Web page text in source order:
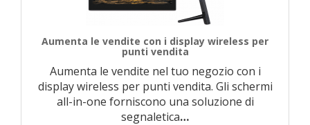
Aumenta le vendite con i display wireless per
punti vendita
Aumenta le vendite nel tuo negozio con i
display wireless per punti vendita. Gli schermi
all-in-one forniscono una soluzione di
segnaletica…